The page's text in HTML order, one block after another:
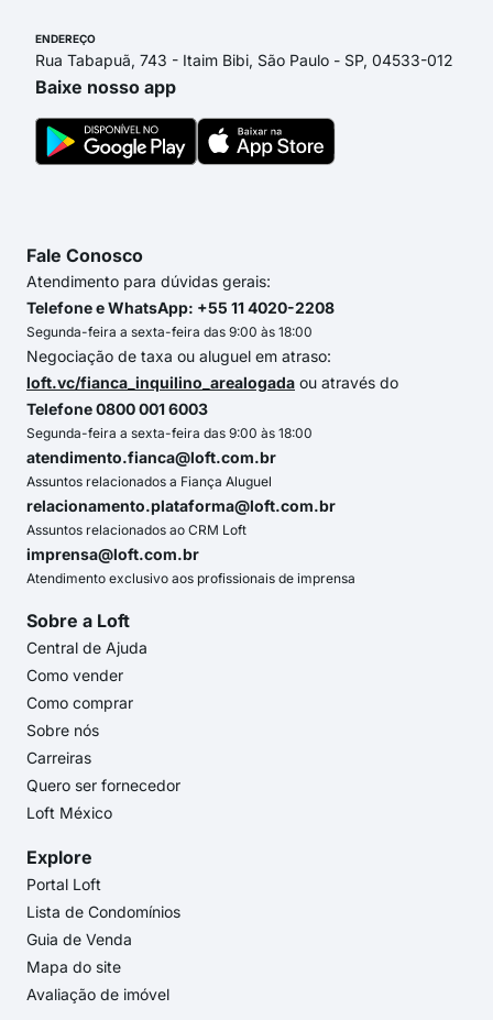
ENDEREÇO
Rua Tabapuã, 743 - Itaim Bibi, São Paulo - SP, 04533-012
Baixe nosso app
Fale Conosco
Atendimento para dúvidas gerais:
Telefone e WhatsApp: +55 11 4020-2208
Segunda-feira a sexta-feira das 9:00 às 18:00
Negociação de taxa ou aluguel em atraso:
loft.vc/fianca_inquilino_arealogada ou através do
Telefone 0800 001 6003
Segunda-feira a sexta-feira das 9:00 às 18:00
atendimento.fianca@loft.com.br
Assuntos relacionados a Fiança Aluguel
relacionamento.plataforma@loft.com.br
Assuntos relacionados ao CRM Loft
imprensa@loft.com.br
Atendimento exclusivo aos profissionais de imprensa
Sobre a Loft
Central de Ajuda
Como vender
Como comprar
Sobre nós
Carreiras
Quero ser fornecedor
Loft México
Explore
Portal Loft
Lista de Condomínios
Guia de Venda
Mapa do site
Avaliação de imóvel